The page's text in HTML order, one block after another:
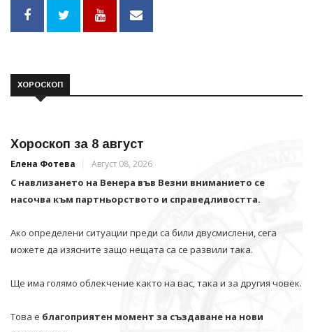
ХОРОСКОП
Хороскоп за 8 август
Елена Фотева Август 08, 2026
С навлизането на Венера във Везни вниманието се
насочва към партньорството и справедливостта.
Ако определени ситуации преди са били двусмислени, сега
можете да изясните защо нещата са се развили така.
Ще има голямо облекчение както на вас, така и за другия човек.
Това е благоприятен момент за създаване на нови